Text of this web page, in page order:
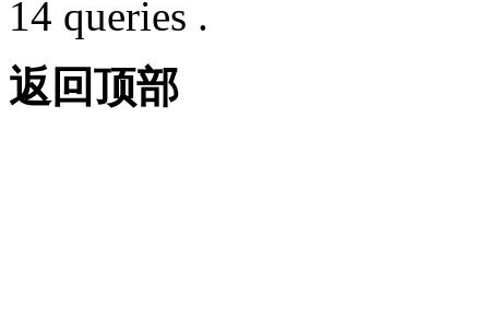
14 queries .
返回顶部